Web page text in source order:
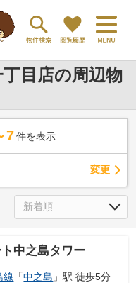
目店の周辺物
7 件を表示
変更
中之島タワー
線 「中之島 」駅 徒歩5分